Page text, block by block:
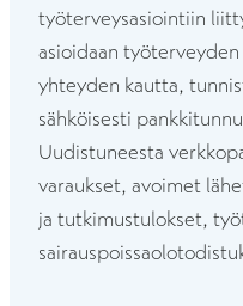
työterveysasiointiin
asioidaan
yhteyden kautta,
sähköisesti
Uudistuneesta
varaukset, avoimet
ja tutkimustulokset,